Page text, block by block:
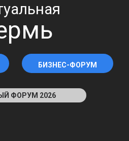
БИЗНЕС-ФОРУМ
ФОРУМ 2026